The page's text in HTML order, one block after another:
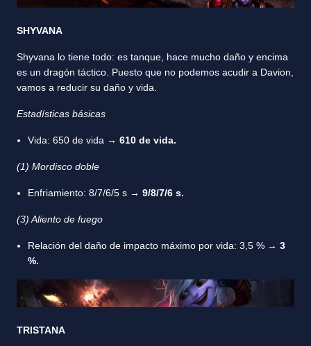
SHYVANA
Shyvana lo tiene todo: es tanque, hace mucho daño y encima
es un dragón táctico. Puesto que no podemos acudir a Davion,
vamos a reducir su daño y vida.
Estadísticas básicas
Vida: 650 de vida → 610 de vida.
(1) Mordisco doble
Enfriamiento: 8/7/6/5 s → 9/8/7/6 s.
(3) Aliento de fuego
Relación del daño de impacto máximo por vida: 3,5 % → 3
%.
TRISTANA